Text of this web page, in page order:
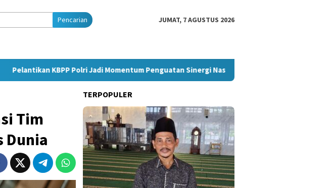
Pencarian JUMAT, 7 AGUSTUS 2026
KBPP Polri Jadi Momentum Penguatan Sinergi Nasional
Tim
Dunia
TERPOPULER